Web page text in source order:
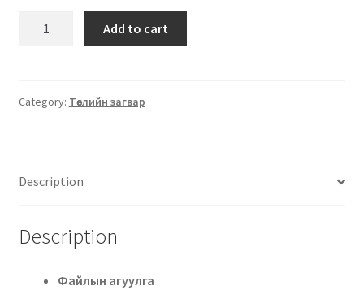
Add to cart
Category: Төслийн загвар
Description
Description
Файлын агуулга